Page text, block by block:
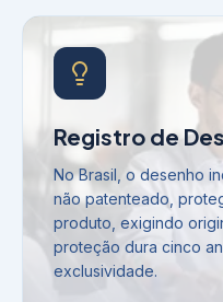
Registro de
No Brasil, o desenho
não patenteado,
produto, exigindo
proteção dura cinco
exclusividade.